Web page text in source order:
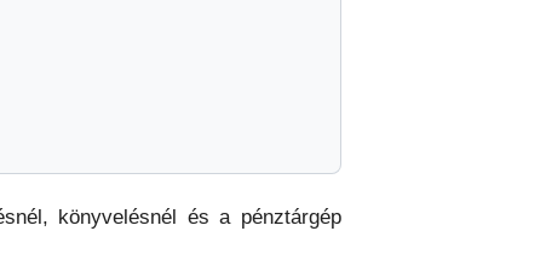
könyvelésnél és a pénztárgép